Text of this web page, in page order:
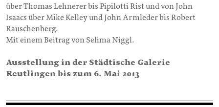
über Thomas Lehnerer bis Pipilotti Rist und von John
Isaacs über Mike Kelley und John Armleder bis Robert
Rauschenberg.
Mit einem Beitrag von Selima Niggl.
Ausstellung in der Städtische Galerie
Reutlingen bis zum 6. Mai 2013